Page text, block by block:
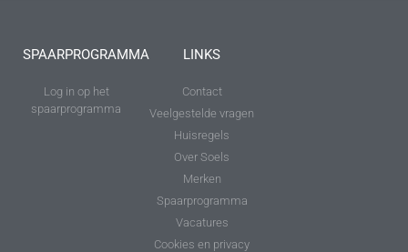
SPAARPROGRAMMA
Log in op het
spaarprogramma
LINKS
Contact
Veelgestelde vragen
Huisregels
Over Soels
Merken
Spaarprogramma
Vacatures
Cookies en privacy